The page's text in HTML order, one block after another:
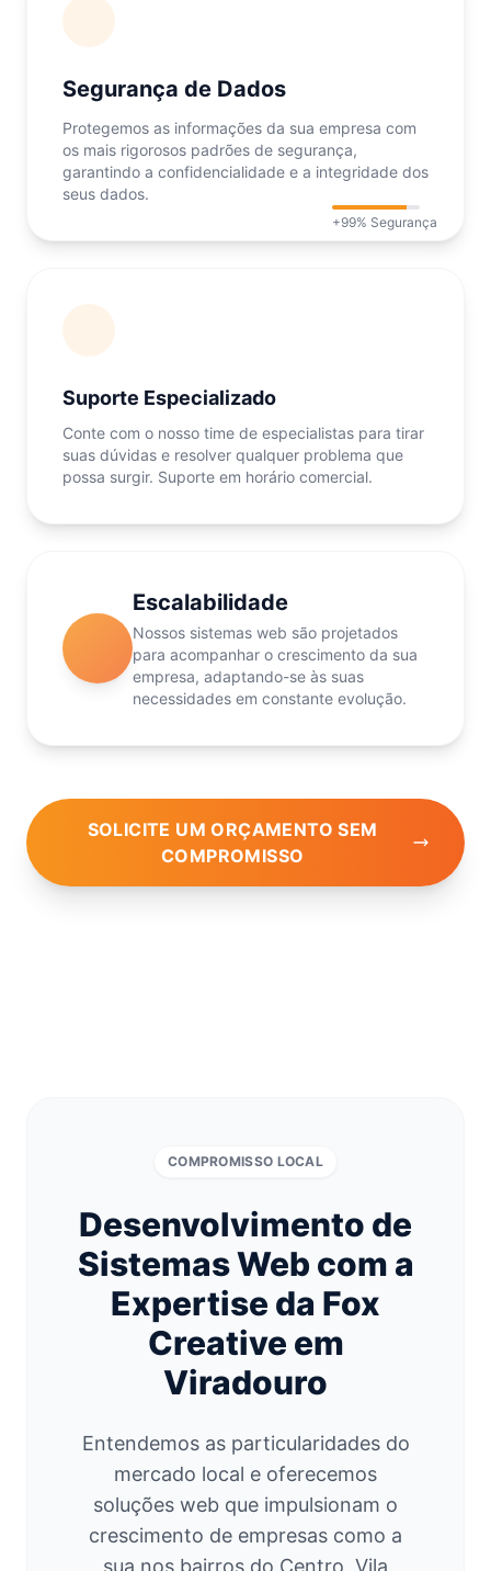
Segurança de Dados
Protegemos as informações da sua empresa com
os mais rigorosos padrões de segurança,
garantindo a confidencialidade e a integridade dos
seus dados.
+99% Segurança
Suporte Especializado
Conte com o nosso time de especialistas para tirar
suas dúvidas e resolver qualquer problema que
possa surgir. Suporte em horário comercial.
Escalabilidade
Nossos sistemas web são projetados
para acompanhar o crescimento da sua
empresa, adaptando-se às suas
necessidades em constante evolução.
SOLICITE UM ORÇAMENTO SEM
COMPROMISSO
COMPROMISSO LOCAL
Desenvolvimento de
Sistemas Web com a
Expertise da Fox
Creative em
Viradouro
Entendemos as particularidades do
mercado local e oferecemos
soluções web que impulsionam o
crescimento de empresas como a
sua nos bairros do Centro, Vila